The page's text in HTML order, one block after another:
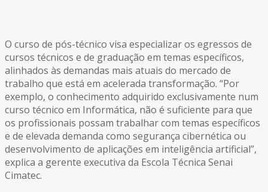
O curso de pós-técnico visa especializar os egressos de
cursos técnicos e de graduação em temas específicos,
alinhados às demandas mais atuais do mercado de
trabalho que está em acelerada transformação. “Por
exemplo, o conhecimento adquirido exclusivamente num
curso técnico em Informática, não é suficiente para que
os profissionais possam trabalhar com temas específicos
e de elevada demanda como segurança cibernética ou
desenvolvimento de aplicações em inteligência artificial”,
explica a gerente executiva da Escola Técnica Senai
Cimatec.